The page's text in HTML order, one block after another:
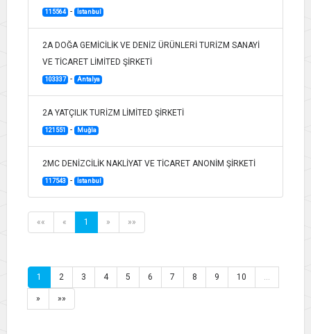
115564 - İstanbul
2A DOĞA GEMİCİLİK VE DENİZ ÜRÜNLERİ TURİZM SANAYİ
VE TİCARET LİMİTED ŞİRKETİ
103337 - Antalya
2A YATÇILIK TURİZM LİMİTED ŞİRKETİ
121551 - Muğla
2MC DENİZCİLİK NAKLİYAT VE TİCARET ANONİM ŞİRKETİ
117543 - İstanbul
«« « 1 » »»
1 2 3 4 5 6 7 8 9 10 …
» »»